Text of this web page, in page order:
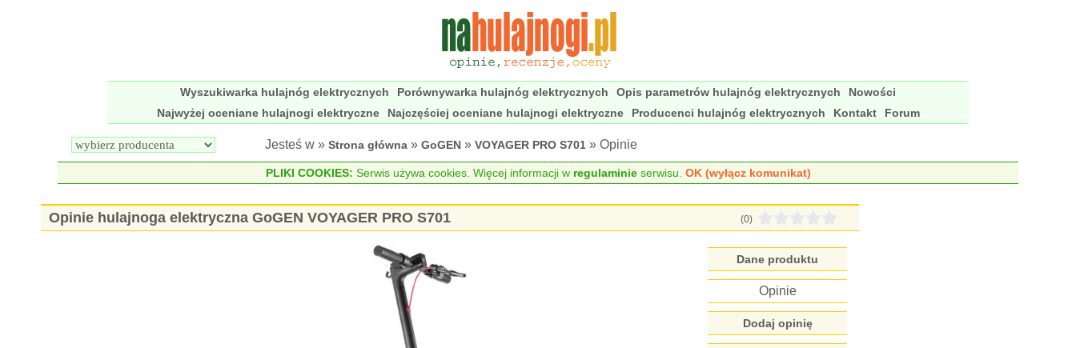
Wyszukiwarka hulajnóg elektrycznych Porównywarka hulajnóg elektrycznych Opis parametrów hulajnóg elektrycznych
Nowości
Najwyżej oceniane hulajnogi elektryczne
Najczęściej oceniane hulajnogi elektryczne Producenci hulajnóg elektrycznych Kontakt Forum
Jesteś w » Strona główna » GoGEN » VOYAGER PRO S701 » Opinie
PLIKI COOKIES: Serwis używa cookies. Więcej informacji w regulaminieserwisu. OK (wyłącz komunikat)
Opinie hulajnoga elektryczna GoGEN VOYAGER PRO S701 (0)
Dane produktu
Opinie
Dodaj opinię